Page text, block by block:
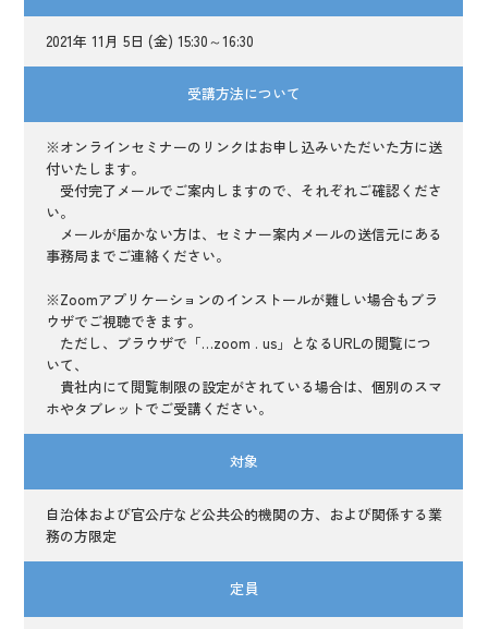
2021年 11月 5日 (金) 15:30～16:30
受講方法について
※オンラインセミナーのリンクはお申し込みいただいた方に送
付いたします。
受付完了メールでご案内しますので、それぞれご確認くださ
い。
メールが届かない方は、セミナー案内メールの送信元にある
事務局までご連絡ください。
※Zoomアプリケーションのインストールが難しい場合もブラ
ウザでご視聴できます。
ただし、ブラウザで「…zoom . us」となるURLの閲覧につ
いて、
貴社内にて閲覧制限の設定がされている場合は、個別のスマ
ホやタブレットでご受講ください。
対象
自治体および官公庁など公共公的機関の方、および関係する業
務の方限定
定員